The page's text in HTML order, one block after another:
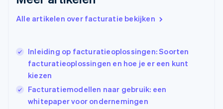
Alle artikelen over facturatie bekijken
Inleiding op facturatieoplossingen: Soorten
facturatieoplossingen en hoe je er een kunt
kiezen
Facturatiemodellen naar gebruik: een
whitepaper voor ondernemingen
English
Ierland
English
India
English
Italië
ItalianoEnglish